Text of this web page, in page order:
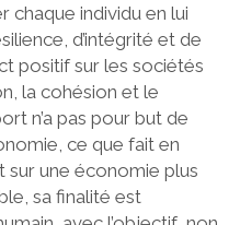
chaque individu en lui
d’intégrité et de
positif sur les sociétés
la cohésion et le
n’a pas pour but de
ce que fait en
sur une économie plus
sa finalité est